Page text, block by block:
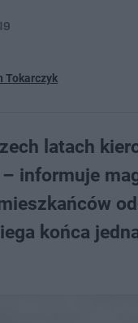
Tokarczyk
latach
informuje
końca